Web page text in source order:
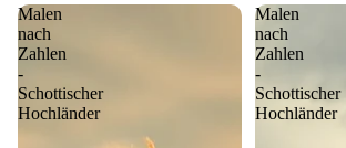
Malen
nach
Zahlen
-
Schottischer
Hochländer
Malen
nach
Zahlen
-
Schottischer
Hochländer